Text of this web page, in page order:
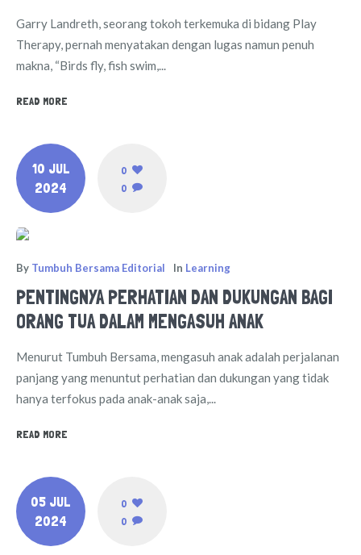
Garry Landreth, seorang tokoh terkemuka di bidang Play
Therapy, pernah menyatakan dengan lugas namun penuh
makna, “Birds fly, fish swim,...
READ MORE
10 JUL
2024
0
0
By Tumbuh Bersama Editorial In Learning
PENTINGNYA PERHATIAN DAN DUKUNGAN BAGI
ORANG TUA DALAM MENGASUH ANAK
Menurut Tumbuh Bersama, mengasuh anak adalah perjalanan
panjang yang menuntut perhatian dan dukungan yang tidak
hanya terfokus pada anak-anak saja,...
READ MORE
05 JUL
2024
0
0